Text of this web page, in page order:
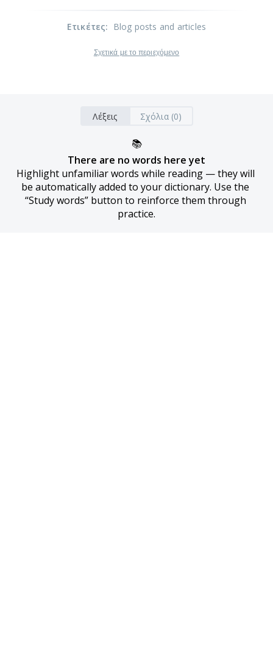
Ετικέτες: Blog posts and articles
Σχετικά με το περιεχόμενο
Λέξεις Σχόλια (0)
📚
There are no words here yet
Highlight unfamiliar words while reading — they will
be automatically added to your dictionary. Use the
“Study words” button to reinforce them through
practice.